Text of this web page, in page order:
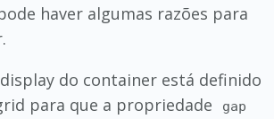
haver algumas razões para
do container está definido
para que a propriedade
gap